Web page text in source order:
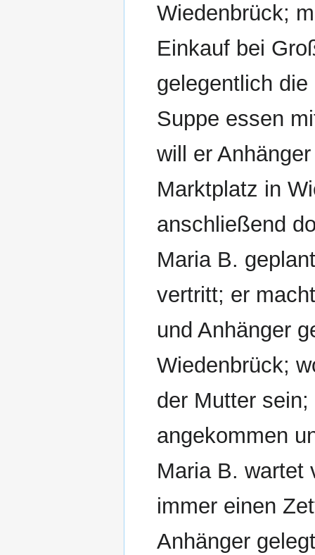
Wiedenbrück;
Einkauf bei
gelegentlich
Suppe essen
will er
Marktplatz in
anschließend
Maria B.
vertritt; er
und Anhänger
Wiedenbrück;
der Mutter
angekommen
Maria B. wartet
immer einen
Anhänger